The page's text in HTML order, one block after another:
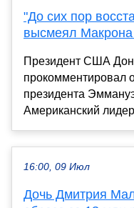
"До сих пор
высмеял
Президент США
прокомментировал
президента
Американский
16:00, 09 Июл
Дочь Дмитрия